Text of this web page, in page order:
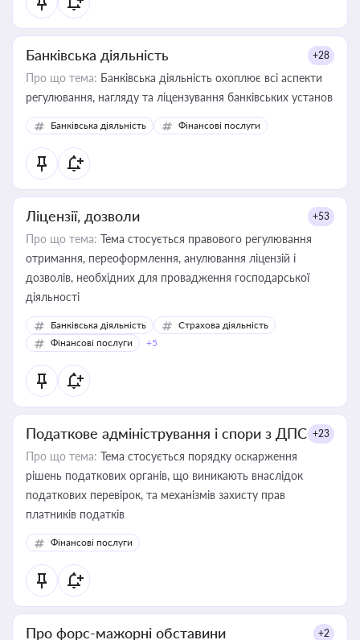
Банківська діяльність +28
Про що тема: Банківська діяльність охоплює всі аспекти
регулювання, нагляду та ліцензування банківських установ
Банківська діяльність Фінансові послуги
Ліцензії, дозволи +53
Про що тема: Тема стосується правового регулювання
отримання, переоформлення, анулювання ліцензій і
дозволів, необхідних для провадження господарської
діяльності
Банківська діяльність
Страхова діяльність
Фінансові послуги
+5
Податкове адміністрування і спори з ДПС +23
Про що тема: Тема стосується порядку оскарження
рішень податкових органів, що виникають внаслідок
податкових перевірок, та механізмів захисту прав
платників податків
Фінансові послуги
Про форс-мажорні обставини +2